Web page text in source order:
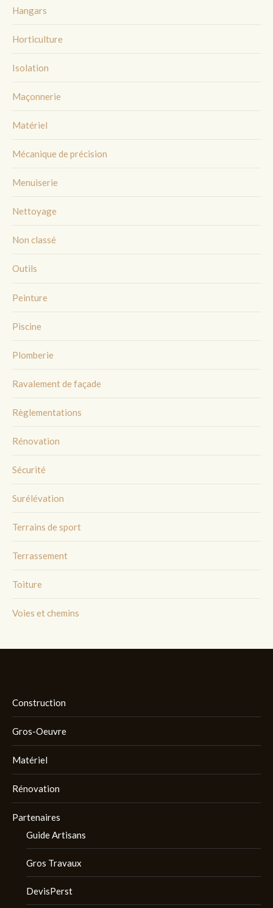
Hangars
Horticulture
Isolation
Maçonnerie
Matériel
Mécanique de précision
Menuiserie
Nettoyage
Non classé
Outils
Peinture
Piscine
Plomberie
Ravalement de façade
Règlementations
Rénovation
Sécurité
Surélévation
Terrains de sport
Terrassement
Toiture
Voies et chemins
Construction
Gros-Oeuvre
Matériel
Rénovation
Partenaires
Guide Artisans
Gros Travaux
DevisPerst